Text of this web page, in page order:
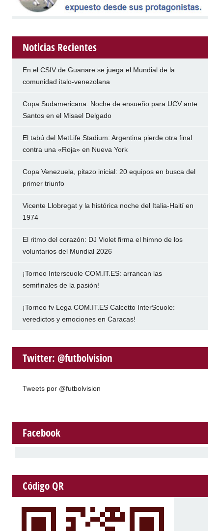
Noticias Recientes
En el CSIV de Guanare se juega el Mundial de la
comunidad italo-venezolana
Copa Sudamericana: Noche de ensueño para UCV ante
Santos en el Misael Delgado
El tabú del MetLife Stadium: Argentina pierde otra final
contra una «Roja» en Nueva York
Copa Venezuela, pitazo inicial: 20 equipos en busca del
primer triunfo
Vicente Llobregat y la histórica noche del Italia-Haití en
1974
El ritmo del corazón: DJ Violet firma el himno de los
voluntarios del Mundial 2026
¡Torneo Interscuole COM.IT.ES: arrancan las
semifinales de la pasión!
¡Torneo fv Lega COM.IT.ES Calcetto InterScuole:
veredictos y emociones en Caracas!
Twitter: @futbolvision
Tweets por @futbolvision
Facebook
Código QR